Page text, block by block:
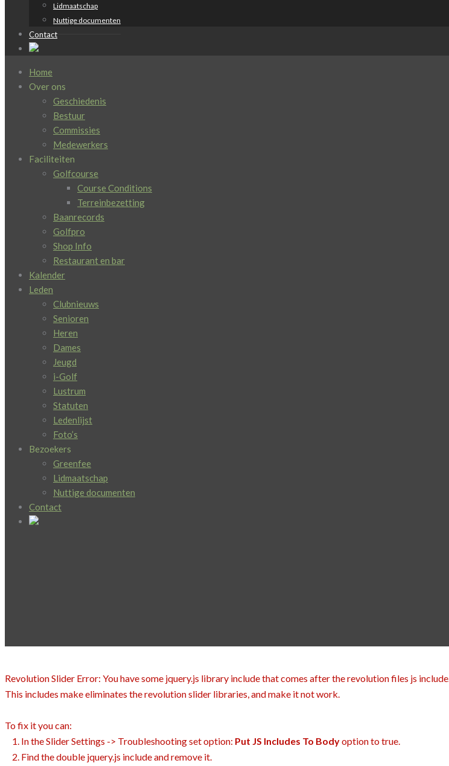
Lidmaatschap
Nuttige documenten
Contact
Home
Over ons
Geschiedenis
Bestuur
Commissies
Medewerkers
Faciliteiten
Golfcourse
Course Conditions
Terreinbezetting
Baanrecords
Golfpro
Shop Info
Restaurant en bar
Kalender
Leden
Clubnieuws
Senioren
Heren
Dames
Jeugd
i-Golf
Lustrum
Statuten
Ledenlijst
Foto’s
Bezoekers
Greenfee
Lidmaatschap
Nuttige documenten
Contact
Revolution Slider Error: You have some jquery.js library include that comes after the revolution files js include.
This includes make eliminates the revolution slider libraries, and make it not work.
To fix it you can:
1. In the Slider Settings -> Troubleshooting set option: Put JS Includes To Bodyoption to true.
2. Find the double jquery.js include and remove it.